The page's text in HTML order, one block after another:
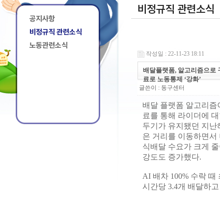
공지사항
비정규직 관련소식
노동관련소식
비정규직 관련소식
작성일 : 22-11-23 18:11
배달플랫폼, 알고리즘으로
료로 노동통제 ‘강화’
글쓴이 : 동구센터
배달 플랫폼 알고리
료를 통해 라이더에
두기가 유지됐던 지
은 거리를 이동하면
식배달 수요가 크게
강도도 증가했다.
AI 배차 100% 수락 때
시간당 3.4개 배달하